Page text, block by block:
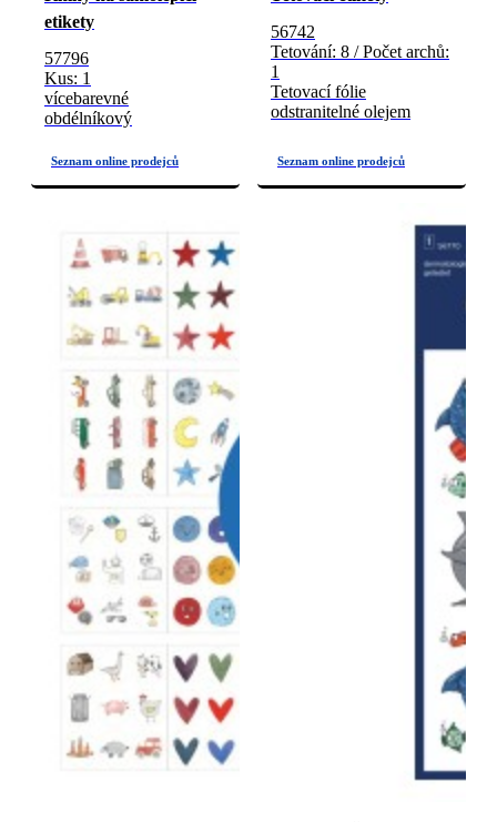
etikety
57796
Kus: 1
vícebarevné
obdélníkový
56742
Tetování: 8 / Počet archů:
1
Tetovací fólie
odstranitelné olejem